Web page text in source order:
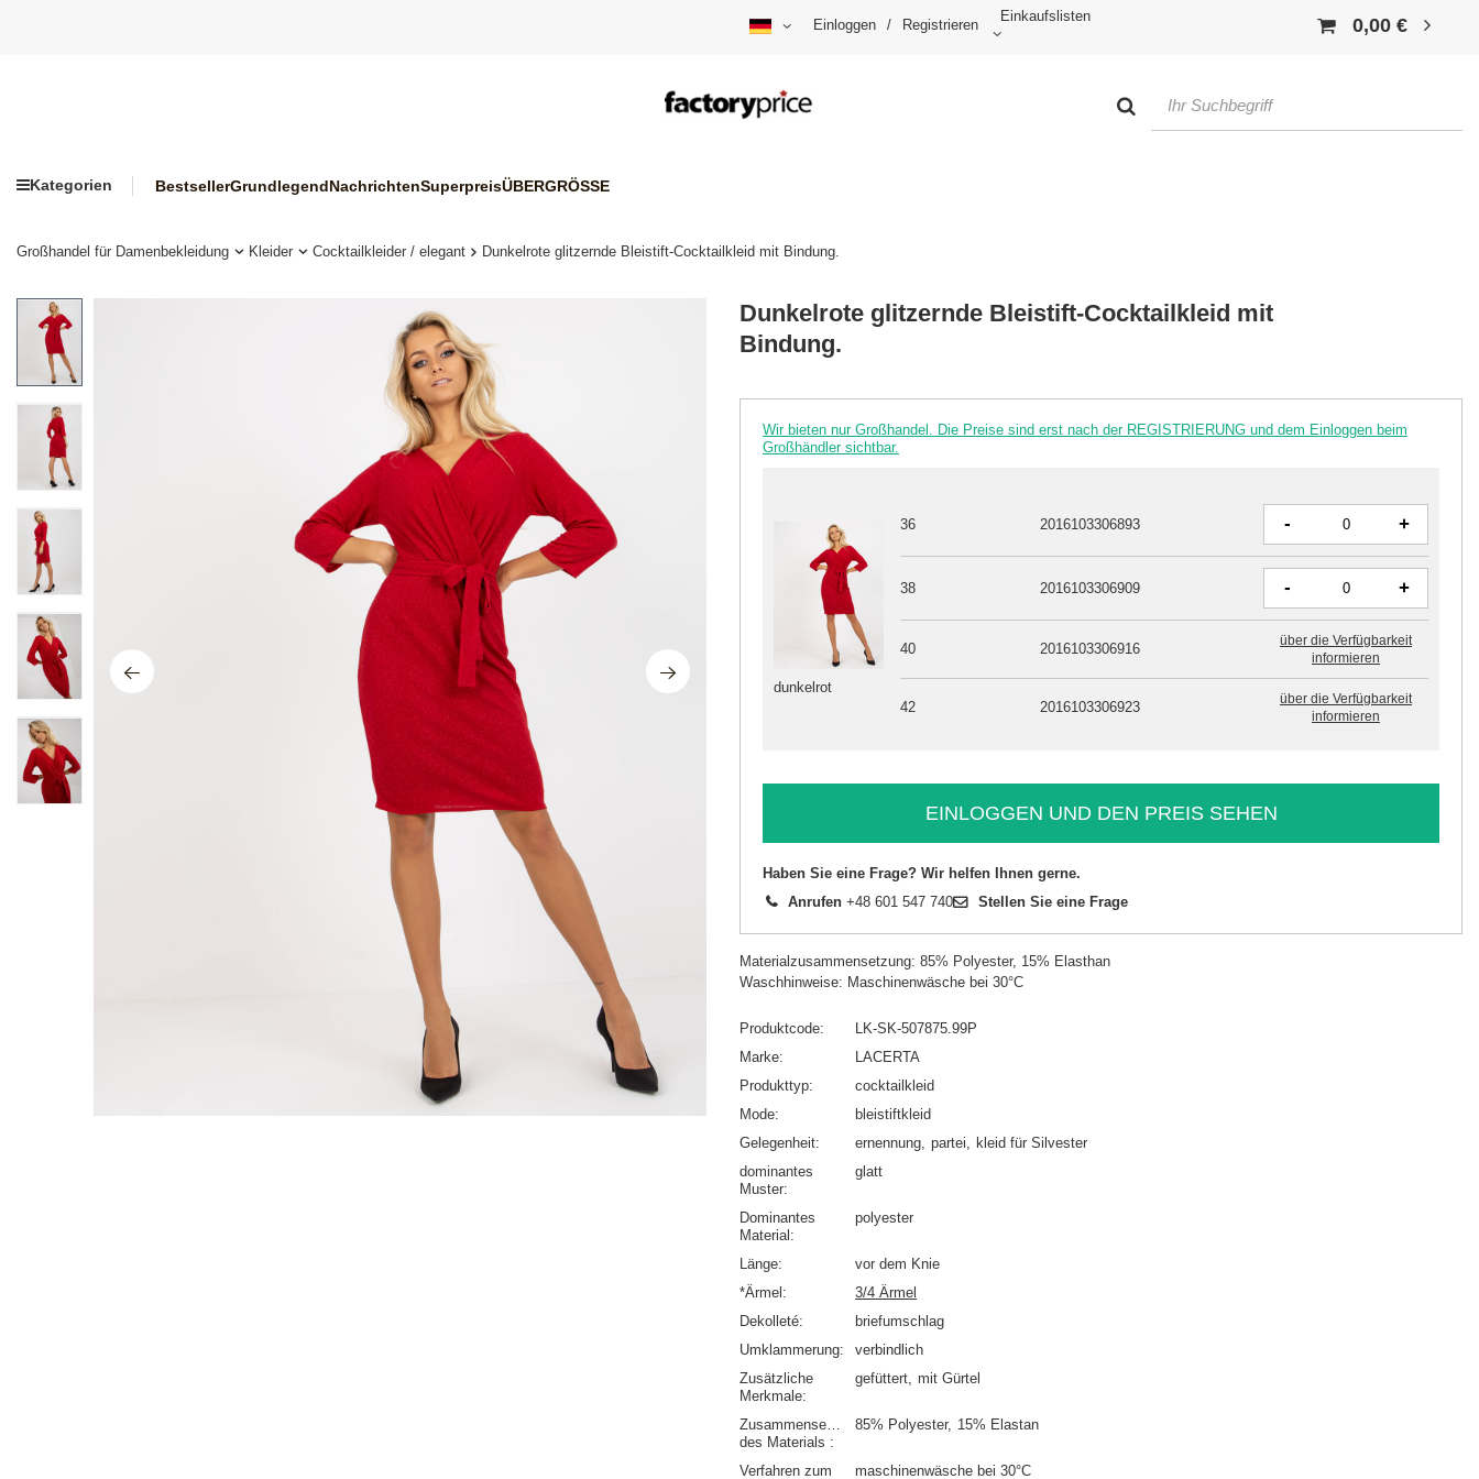
Einloggen / Registrieren
Einkaufslisten 0,00 €
Kategorien BestsellerGrundlegendNachrichtenSuperpreisÜBERGRÖSSE
Großhandel für Damenbekleidung Kleider Cocktailkleider / elegant Dunkelrote glitzernde Bleistift-Cocktailkleid mit Bindung.
Dunkelrote glitzernde Bleistift-Cocktailkleid mit
Bindung.
Wir bieten nur Großhandel. Die Preise sind erst nach der REGISTRIERUNG und dem Einloggen beim
Großhändler sichtbar.
dunkelrot
36 2016103306893 - +
38 2016103306909 - +
40 2016103306916
über die Verfügbarkeit
informieren
42 2016103306923
über die Verfügbarkeit
informieren
EINLOGGEN UND DEN PREIS SEHEN
Haben Sie eine Frage? Wir helfen Ihnen gerne.
Anrufen +48 601 547 740 Stellen Sie eine Frage
Materialzusammensetzung: 85% Polyester, 15% Elasthan
Waschhinweise: Maschinenwäsche bei 30°C
Produktcode
LK-SK-507875.99P
Marke
LACERTA
Produkttyp
cocktailkleid
Mode
bleistiftkleid
Gelegenheit
ernennung partei
kleid für Silvester
dominantes
Muster
glatt
Dominantes
Material
polyester
Länge
vor dem Knie
*Ärmel
3/4 Ärmel
Dekolleté
briefumschlag
Umklammerung
verbindlich
Zusätzliche
Merkmale
gefüttert mit Gürtel
Zusammensetzung
des Materials
85% Polyester 15% Elastan
Verfahren zum maschinenwäsche bei 30°C